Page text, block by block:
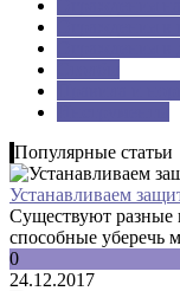
Популярные статьи
Устанавливаем
Существуют разные
способные уберечь
0
24.12.2017